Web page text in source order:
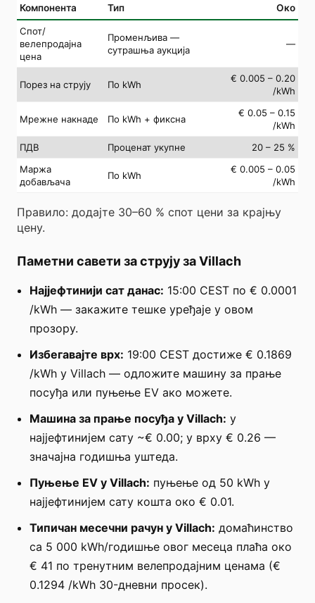
Компонента Тип Око
Спот/
велепродајна
цена
Променљива —
сутрашња аукција
—
Порез на струју По kWh
€ 0.005 – 0.20
/kWh
Мрежне накнаде По kWh + фиксна
€ 0.05 – 0.15
/kWh
ПДВ
Проценат укупне
20 – 25 %
Маржа
добављача
По kWh
€ 0.005 – 0.05
/kWh
Правило: додајте 30–60 % спот цени за крајњу
цену.
Паметни савети за струју за Villach
Најјефтинији сат данас: 15:00 CEST по € 0.0001
/kWh — закажите тешке уређаје у овом
прозору.
Избегавајте врх: 19:00 CEST достиже € 0.1869
/kWh у Villach — одложите машину за прање
посуђа или пуњење EV ако можете.
Машина за прање посуђа у Villach: у
најјефтинијем сату ~€ 0.00; у врху € 0.26 —
значајна годишња уштеда.
Пуњење EV у Villach: пуњење од 50 kWh у
најјефтинијем сату кошта око € 0.01.
Типичан месечни рачун у Villach: домаћинство
са 5 000 kWh/годишње овог месеца плаћа око
€ 41 по тренутним велепродајним ценама (€
0.1294 /kWh 30-дневни просек).